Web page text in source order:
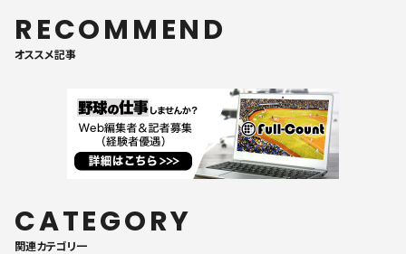
RECOMMEND
オススメ記事
CATEGORY
関連カテゴリ一